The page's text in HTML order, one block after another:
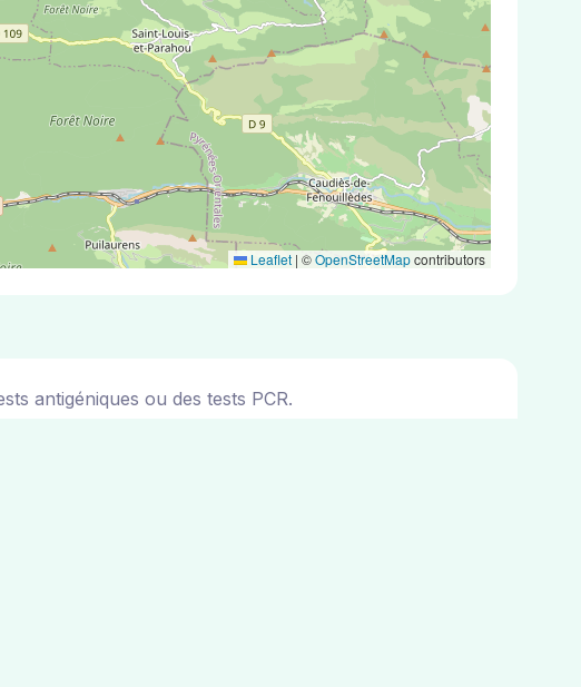
Leaflet | ©OpenStreetMapcontributors
antigéniques ou des tests PCR.